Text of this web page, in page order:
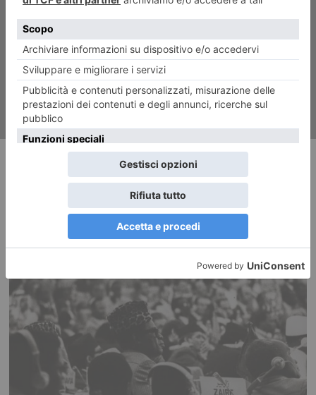
Un anno tutto di corsa con
Turin Marathon
RECENTI: